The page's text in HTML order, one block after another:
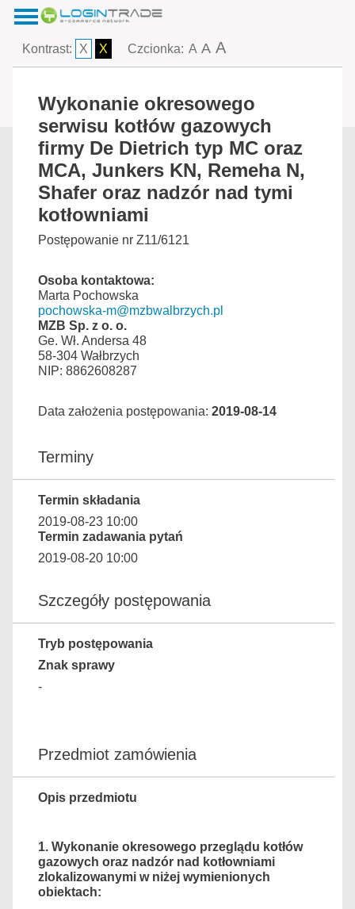
Kontrast: X X Czcionka: A A A
Wykonanie okresowego
serwisu kotłów gazowych
firmy De Dietrich typ MC oraz
MCA, Junkers KN, Remeha N,
Shafer oraz nadzór nad tymi
kotłowniami
Postępowanie nr Z11/6121
Osoba kontaktowa:
Marta Pochowska
pochowska-m@mzbwalbrzych.pl
MZB Sp. z o. o.
Ge. Wł. Andersa 48
58-304 Wałbrzych
NIP: 8862608287
Data założenia postępowania: 2019-08-14
Terminy
Termin składania
2019-08-23 10:00
Termin zadawania pytań
2019-08-20 10:00
Szczegóły postępowania
Tryb postępowania
Znak sprawy
-
Przedmiot zamówienia
Opis przedmiotu
1. Wykonanie okresowego przeglądu kotłów
gazowych oraz nadzór nad kotłowniami
zlokalizowanymi w niżej wymienionych
obiektach: